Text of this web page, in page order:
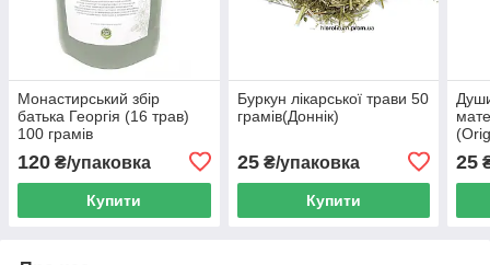
Монастирський збір
батька Георгія (16 трав)
100 грамів
120 ₴/упаковка
Купити
Буркун лікарської трави 50
грамів(Доннік)
25₴/упаковка
Купити
25